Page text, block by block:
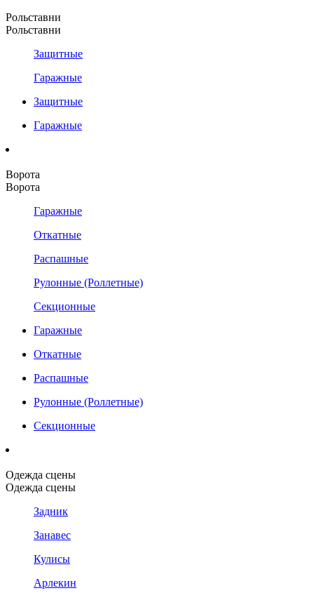
Рольставни
Рольставни
Защитные
Гаражные
Защитные
Гаражные
Ворота
Ворота
Гаражные
Откатные
Распашные
Рулонные (Роллетные)
Секционные
Гаражные
Откатные
Распашные
Рулонные (Роллетные)
Секционные
Одежда сцены
Одежда сцены
Задник
Занавес
Кулисы
Арлекин